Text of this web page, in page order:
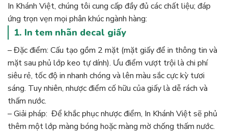
In Khánh Việt, chúng tôi cung cấp đầy đủ các chất liệu; đáp
ứng trọn vẹn mọi phân khúc ngành hàng:
1. In tem nhãn decal giấy
– Đặc điểm: Cấu tạo gồm 2 mặt (mặt giấy để in thông tin và
mặt sau phủ lớp keo tự dính). Ưu điểm vượt trội là chi phí
siêu rẻ, tốc độ in nhanh chóng và lên màu sắc cực kỳ tươi
sáng. Tuy nhiên, nhược điểm cố hữu của giấy là dễ rách và
thấm nước.
– Giải pháp: Để khắc phục nhược điểm, In Khánh Việt sẽ phủ
thêm một lớp màng bóng hoặc màng mờ chống thấm nước.